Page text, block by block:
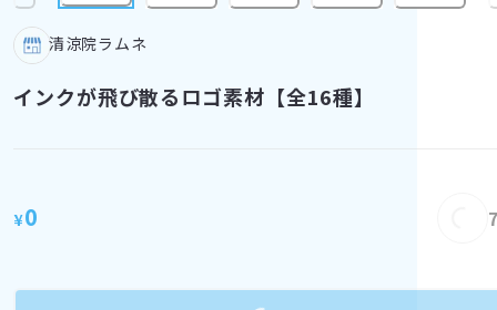
清涼院ラムネ
インクが飛び散るロゴ素材【全16種】
¥0